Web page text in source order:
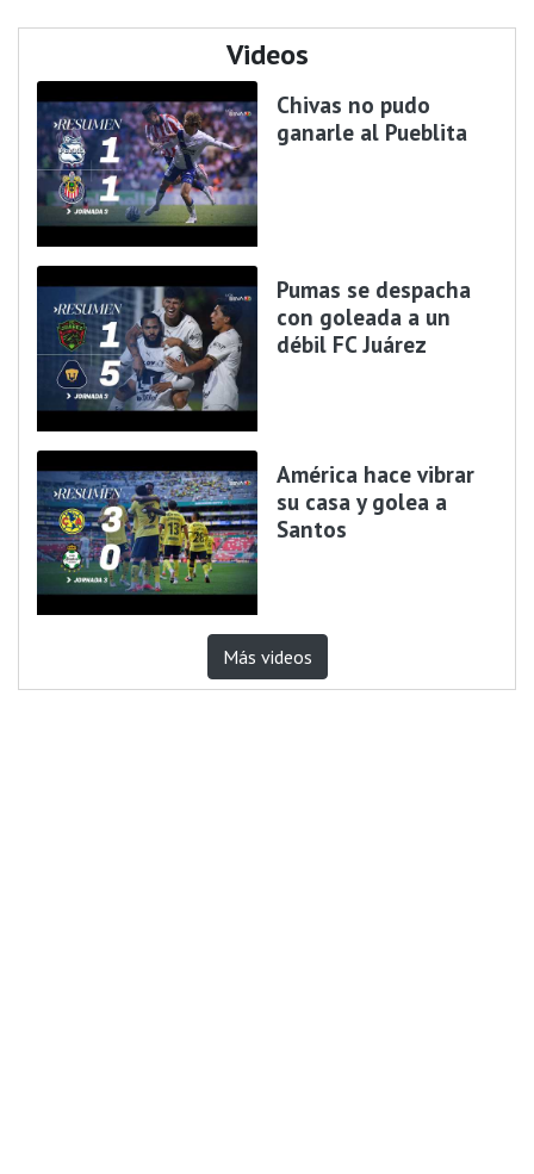
Videos
Chivas no pudo
ganarle al Pueblita
Pumas se despacha
con goleada a un
débil FC Juárez
América hace vibrar
su casa y golea a
Santos
Más videos